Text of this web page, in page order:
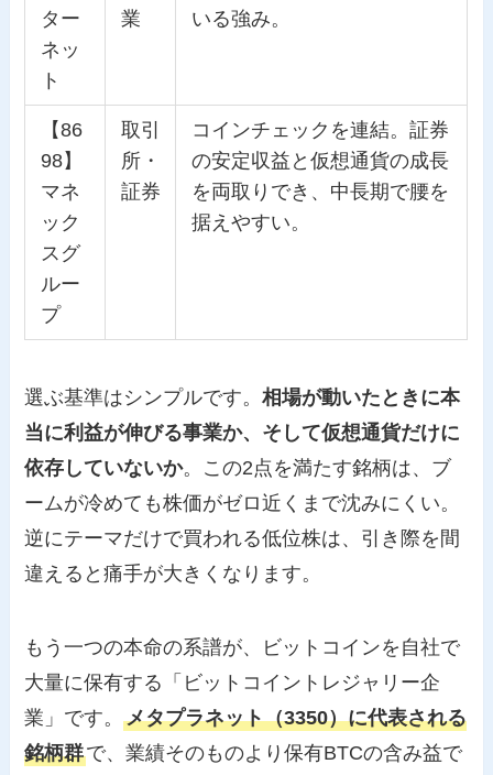
ター
ネッ
ト
業
いる強み。
【86
98】
マネ
ック
スグ
ルー
プ
取引
所・
証券
コインチェックを連結。証券
の安定収益と仮想通貨の成長
を両取りでき、中長期で腰を
据えやすい。
選ぶ基準はシンプルです。相場が動いたときに本
当に利益が伸びる事業か、そして仮想通貨だけに
依存していないか。この2点を満たす銘柄は、ブ
ームが冷めても株価がゼロ近くまで沈みにくい。
逆にテーマだけで買われる低位株は、引き際を間
違えると痛手が大きくなります。
もう一つの本命の系譜が、ビットコインを自社で
大量に保有する「ビットコイントレジャリー企
業」です。メタプラネット（3350）に代表される
銘柄群で、業績そのものより保有BTCの含み益で